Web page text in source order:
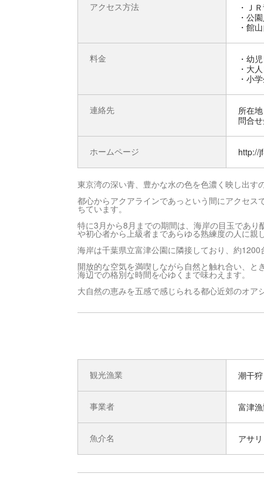
アクセス方法
・Ｊ
・公
・館
料金
・幼
・大
・小
連絡先
所在
問合
ホームページ http://
東京湾の深い青、豊かな水の色を色濃く映し出す
都心からアクアラインであっという間にアクセ
ちています。
特に3月から8月までの期間は、海岸の目玉であ
や初心者から上級者まであらゆる熟練度の人に親
海岸は千葉県立富津公園に隣接しており、約1200
開放的な空気を満喫しながら自然と触れ合い、と
海辺での格別な時間を心ゆくまで味わえます。
大自然の恵みを五感で感じられる都心近郊のオア
観光漁業 潮干狩
事業者 富津
魚介名 アサリ